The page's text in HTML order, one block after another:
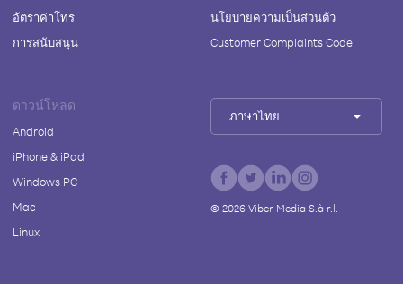
อัตราค่าโทร
การสนับสนุน
นโยบายความเป็นส่วนตัว
Customer Complaints Code
ดาวน์โหลด
Android
iPhone & iPad
Windows PC
Mac
Linux
ภาษาไทย
© 2026Viber Media S.à r.l.